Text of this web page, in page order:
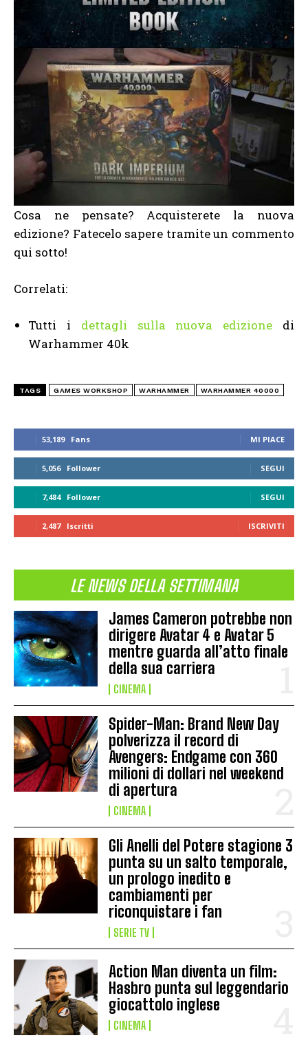
53,189 Fans MI PIACE
5,056 Follower SEGUI
7,484 Follower SEGUI
2,487 Iscritti ISCRIVITI
LE NEWS DELLA SETTIMANA
James Cameron potrebbe non
dirigere Avatar 4 e Avatar 5
mentre guarda all’atto finale
della sua carriera
CINEMA
Spider-Man: Brand New Day
polverizza il record di
Avengers: Endgame con 360
milioni di dollari nel weekend
di apertura
CINEMA
Gli Anelli del Potere stagione 3
punta su un salto temporale,
un prologo inedito e
cambiamenti per
riconquistare i fan
SERIE TV
Action Man diventa un film:
Hasbro punta sul leggendario
giocattolo inglese
CINEMA
Cosa ne pensate? Acquisterete la nuova
edizione? Fatecelo sapere tramite un commento
qui sotto!
Correlati:
Tutti i dettagli sulla nuova edizione di
Warhammer 40k
TAGS GAMES WORKSHOP WARHAMMER WARHAMMER 40000